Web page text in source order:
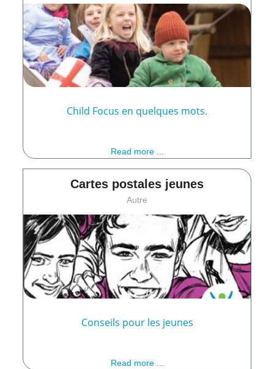
Child Focus en quelques mots.
Read more ...
Cartes postales jeunes
Autre
Conseils pour les jeunes
Read more ...